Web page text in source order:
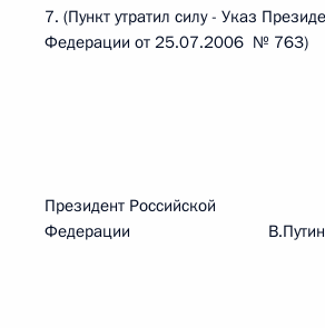
7. (Пункт утратил силу - Указ
Федерации от 25.07.2006 № 763)
Президент Российской
Федерации В.Путин